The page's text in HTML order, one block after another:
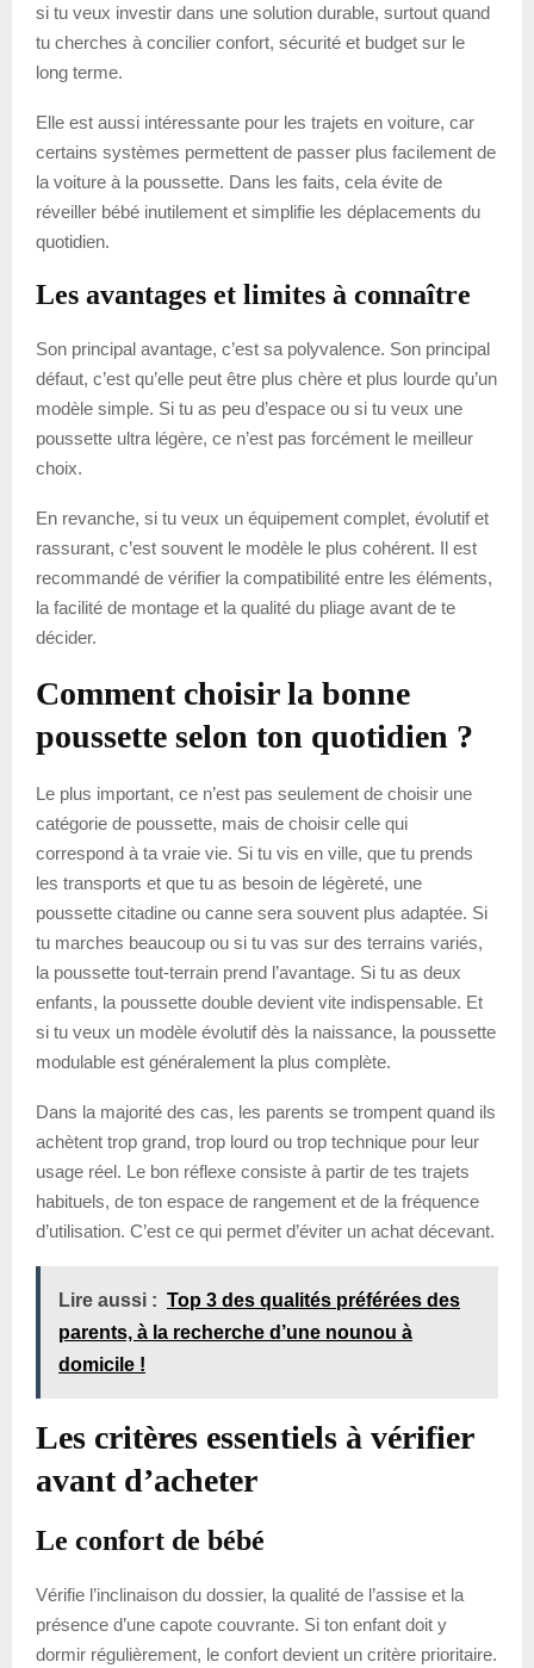
si tu veux investir dans une solution durable, surtout quand
tu cherches à concilier confort, sécurité et budget sur le
long terme.
Elle est aussi intéressante pour les trajets en voiture, car
certains systèmes permettent de passer plus facilement de
la voiture à la poussette. Dans les faits, cela évite de
réveiller bébé inutilement et simplifie les déplacements du
quotidien.
Les avantages et limites à connaître
Son principal avantage, c’est sa polyvalence. Son principal
défaut, c’est qu’elle peut être plus chère et plus lourde qu’un
modèle simple. Si tu as peu d’espace ou si tu veux une
poussette ultra légère, ce n’est pas forcément le meilleur
choix.
En revanche, si tu veux un équipement complet, évolutif et
rassurant, c’est souvent le modèle le plus cohérent. Il est
recommandé de vérifier la compatibilité entre les éléments,
la facilité de montage et la qualité du pliage avant de te
décider.
Comment choisir la bonne
poussette selon ton quotidien ?
Le plus important, ce n’est pas seulement de choisir une
catégorie de poussette, mais de choisir celle qui
correspond à ta vraie vie. Si tu vis en ville, que tu prends
les transports et que tu as besoin de légèreté, une
poussette citadine ou canne sera souvent plus adaptée. Si
tu marches beaucoup ou si tu vas sur des terrains variés,
la poussette tout-terrain prend l’avantage. Si tu as deux
enfants, la poussette double devient vite indispensable. Et
si tu veux un modèle évolutif dès la naissance, la poussette
modulable est généralement la plus complète.
Dans la majorité des cas, les parents se trompent quand ils
achètent trop grand, trop lourd ou trop technique pour leur
usage réel. Le bon réflexe consiste à partir de tes trajets
habituels, de ton espace de rangement et de la fréquence
d’utilisation. C’est ce qui permet d’éviter un achat décevant.
Lire aussi : Top 3 des qualités préférées des
parents, à la recherche d’une nounou à
domicile !
Les critères essentiels à vérifier
avant d’acheter
Le confort de bébé
Vérifie l’inclinaison du dossier, la qualité de l’assise et la
présence d’une capote couvrante. Si ton enfant doit y
dormir régulièrement, le confort devient un critère prioritaire.